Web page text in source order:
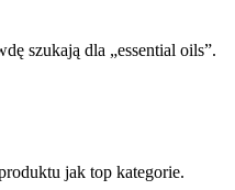
szukają dla „essential oils”.
jak top kategorie.